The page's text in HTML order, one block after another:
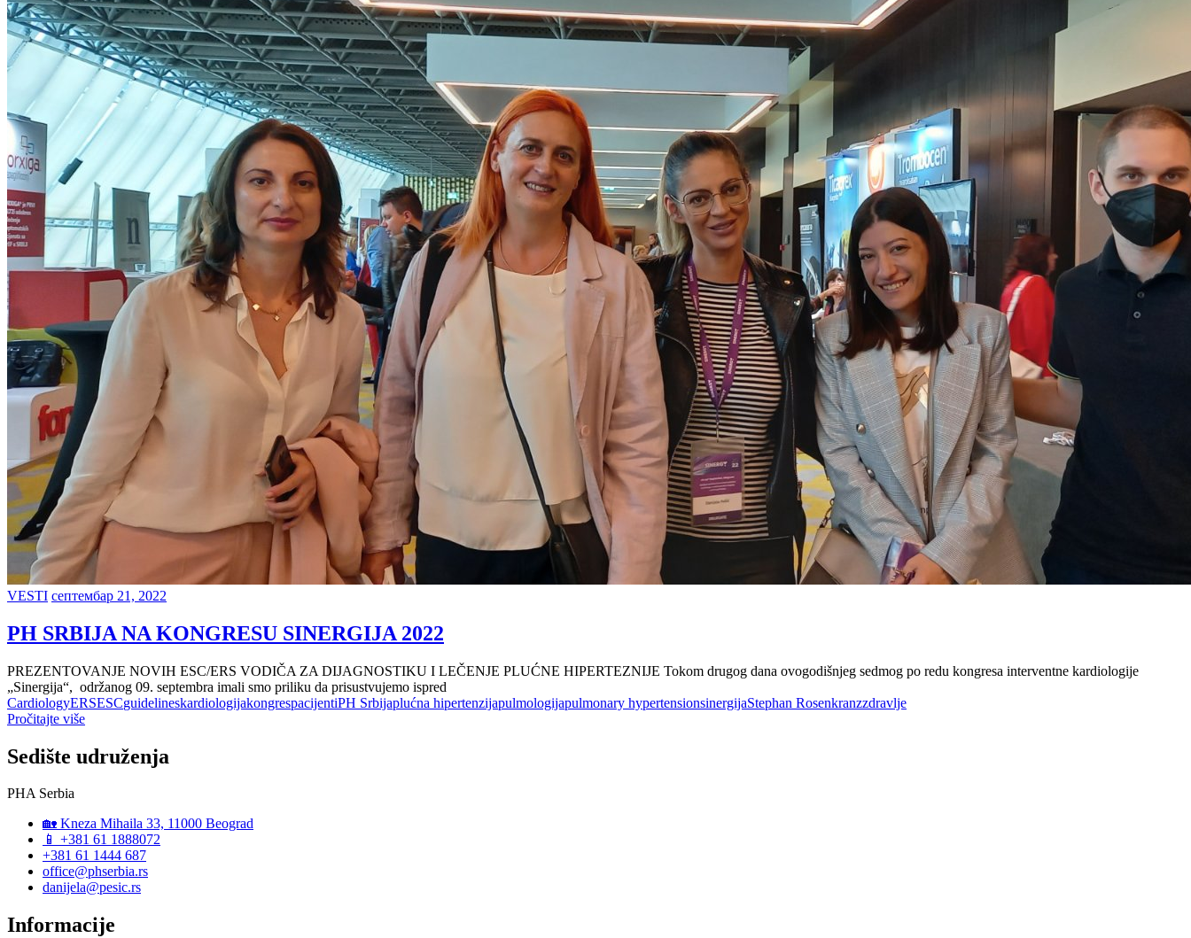
VESTI септембар 21, 2022
PH SRBIJA NA KONGRESU SINERGIJA 2022
PREZENTOVANJE NOVIH ESC/ERS VODIČA ZA DIJAGNOSTIKU I LEČENJE PLUĆNE HIPERTEZNIJE Tokom drugog dana ovogodišnjeg sedmog po redu kongresa interventne kardiologije
„Sinergija“, održanog 09. septembra imali smo priliku da prisustvujemo ispred
CardiologyERSESCguidelineskardiologijakongrespacijentiPH Srbijaplućna hipertenzijapulmologijapulmonary hypertensionsinergijaStephan Rosenkranzzdravlje
Pročitajte više
Sedište udruženja
PHA Serbia
🏡 Kneza Mihaila 33, 11000 Beograd
📱 +381 61 1888072
+381 61 1444 687
office@phserbia.rs
danijela@pesic.rs
Informacije